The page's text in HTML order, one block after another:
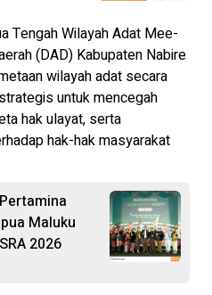
Tengah Wilayah Adat Mee-
(DAD) Kabupaten Nabire
wilayah adat secara
untuk mencegah
hak ulayat, serta
hak-hak masyarakat
Maluku
2026